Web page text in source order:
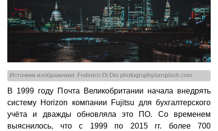
Источник изображения: Federico Di Dio photography/unsplash.com
В 1999 году Почта Великобритании начала внедрять
систему Horizon компании Fujitsu для бухгалтерского
учёта и дважды обновляла это ПО. Со временем
выяснилось, что с 1999 по 2015 гг. более 700